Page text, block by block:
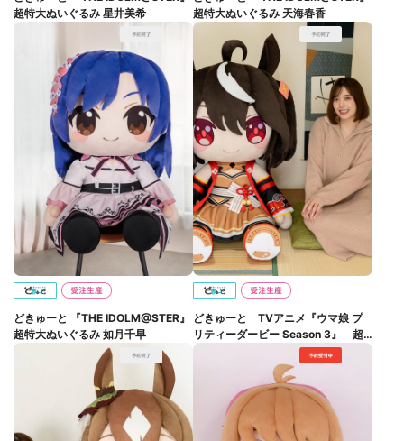
超特大ぬいぐるみ 星井美希
超特大ぬいぐるみ 天海春香
どきゅーと 『THE IDOLM@STER』
超特大ぬいぐるみ 如月千早
どきゅーと TVアニメ『ウマ娘 プ
リティーダービー Season 3』 超
特大ぬいぐるみ キタサンブラック